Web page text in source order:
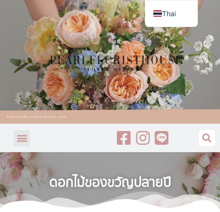
ดอกไม้ของขวัญปลายปี
Thai
English